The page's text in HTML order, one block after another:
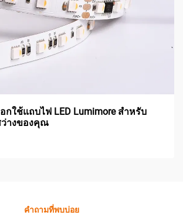
กใช้แถบไฟ LED Lumimore สำหรับ
ว่างของคุณ
คำถามที่พบบ่อย